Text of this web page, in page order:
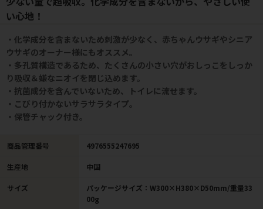
い心地！
・化学成分を含まないため刺激が少なく、赤ちゃんウサギやシニア
ウサギのオーナー様にもオススメ。
・多孔質構造であるため、たくさんの小さい穴がおしっこをしっか
り吸収＆嫌なニオイを閉じ込めます。
・抗菌成分を含んでいないため、トイレに流せます。
・こびり付かないサラサラタイプ。
・保管チャック付き。
商品管理番号 4976555247695
生産地 中国
サイズ
パッケージサイズ：W300×H380×D50mm/重量33
00g